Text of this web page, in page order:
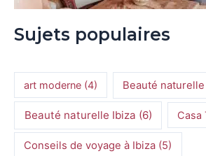
Sujets populaires
art moderne (4) Beauté naturelle
Beauté naturelle Ibiza (6) Casa
Conseils de voyage à Ibiza (5)